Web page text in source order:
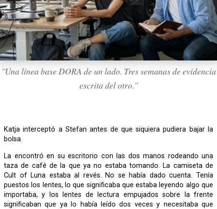
"Una línea base DORA de un lado. Tres semanas de evidencia
escrita del otro."
Katja interceptó a Stefan antes de que siquiera pudiera bajar la
bolsa.
La encontró en su escritorio con las dos manos rodeando una
taza de café de la que ya no estaba tomando. La camiseta de
Cult of Luna estaba al revés. No se había dado cuenta. Tenía
puestos los lentes, lo que significaba que estaba leyendo algo que
importaba, y los lentes de lectura empujados sobre la frente
significaban que ya lo había leído dos veces y necesitaba que